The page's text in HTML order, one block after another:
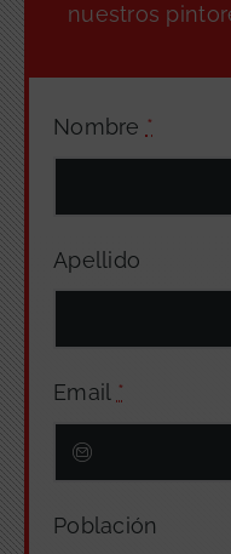
Nombre *
Apellido
Email *
Población
nuestros